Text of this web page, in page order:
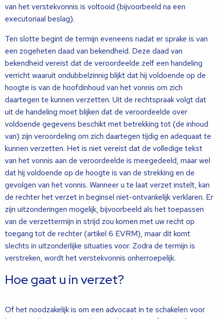
van het verstekvonnis is voltooid (bijvoorbeeld na een
executoriaal beslag).
Ten slotte begint de termijn eveneens nadat er sprake is van
een zogeheten daad van bekendheid. Deze daad van
bekendheid vereist dat de veroordeelde zelf een handeling
verricht waaruit ondubbelzinnig blijkt dat hij voldoende op de
hoogte is van de hoofdinhoud van het vonnis om zich
daartegen te kunnen verzetten. Uit de rechtspraak volgt dat
uit de handeling moet blijken dat de veroordeelde over
voldoende gegevens beschikt met betrekking tot (de inhoud
van) zijn veroordeling om zich daartegen tijdig en adequaat te
kunnen verzetten. Het is niet vereist dat de volledige tekst
van het vonnis aan de veroordeelde is meegedeeld, maar wel
dat hij voldoende op de hoogte is van de strekking en de
gevolgen van het vonnis. Wanneer u te laat verzet instelt, kan
de rechter het verzet in beginsel niet-ontvankelijk verklaren. Er
zijn uitzonderingen mogelijk, bijvoorbeeld als het toepassen
van de verzettermijn in strijd zou komen met uw recht op
toegang tot de rechter (artikel 6 EVRM), maar dit komt
slechts in uitzonderlijke situaties voor. Zodra de termijn is
verstreken, wordt het verstekvonnis onherroepelijk.
Hoe gaat u in verzet?
Of het noodzakelijk is om een advocaat in te schakelen voor